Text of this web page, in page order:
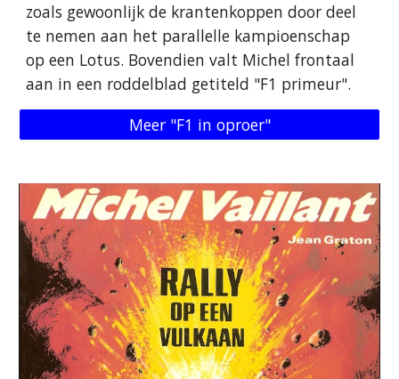
zoals gewoonlijk de krantenkoppen door deel
te nemen aan het parallelle kampioenschap
op een Lotus. Bovendien valt Michel frontaal
aan in een roddelblad getiteld "F1 primeur".
Meer "F1 in oproer"